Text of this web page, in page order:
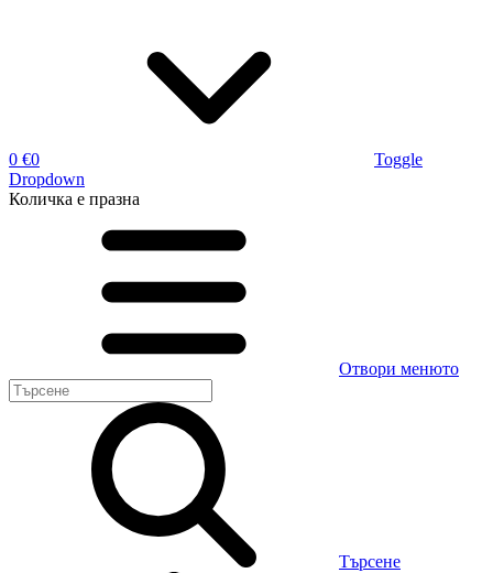
0 €0
Toggle
Dropdown
Количка е празна
Отвори менюто
Търсене